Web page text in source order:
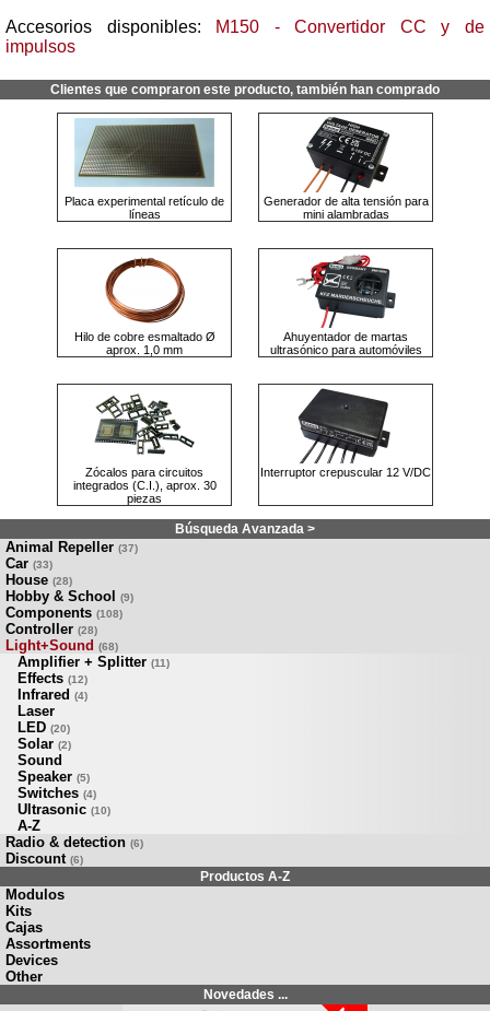
Accesorios disponibles:
M150 - Convertidor CC y de
impulsos
Clientes que compraron este producto, también han comprado
Placa experimental retículo de
líneas
Generador de alta tensión para
mini alambradas
Hilo de cobre esmaltado Ø
aprox. 1,0 mm
Ahuyentador de martas
ultrasónico para automóviles
Zócalos para circuitos
integrados (C.I.), aprox. 30
piezas
Interruptor crepuscular 12 V/DC
Búsqueda Avanzada >
Animal Repeller (37)
Car (33)
House (28)
Hobby & School (9)
Components (108)
Controller (28)
Light+Sound (68)
Amplifier + Splitter (11)
Effects (12)
Infrared (4)
Laser
LED (20)
Solar (2)
Sound
Speaker (5)
Switches (4)
Ultrasonic (10)
A-Z
Radio & detection (6)
Discount (6)
Productos A-Z
Modulos
Kits
Cajas
Assortments
Devices
Other
Novedades ...